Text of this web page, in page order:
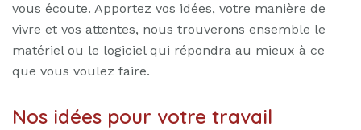
vous écoute. Apportez vos idées, votre manière de
vivre et vos attentes, nous trouverons ensemble le
matériel ou le logiciel qui répondra au mieux à ce
que vous voulez faire.
Nos idées pour votre travail